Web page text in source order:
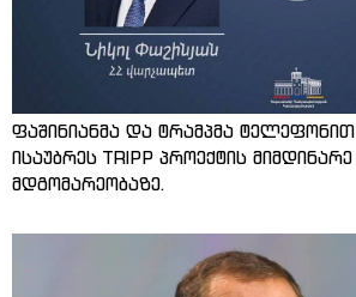
ფაშინიანმა და ტრამპმა ტელეფონით
ისაუბრეს TRIPP პროექტის მიმდინარე
მდგომარეობაზე.